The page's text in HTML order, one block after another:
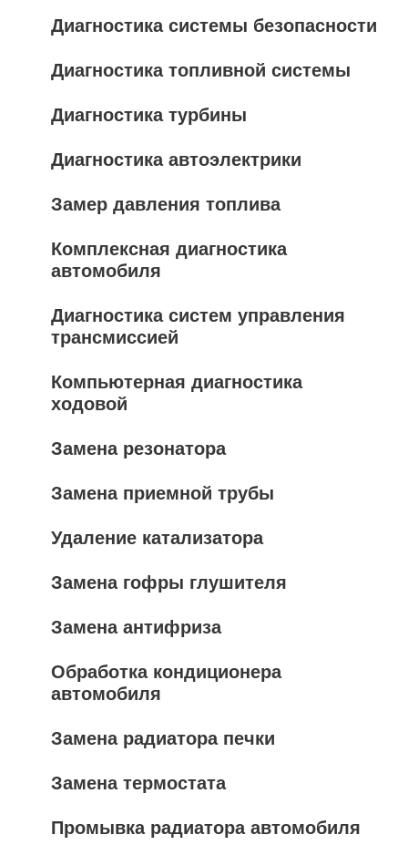
Диагностика системы безопасности
Диагностика топливной системы
Диагностика турбины
Диагностика автоэлектрики
Замер давления топлива
Комплексная диагностика
автомобиля
Диагностика систем управления
трансмиссией
Компьютерная диагностика
ходовой
Замена резонатора
Замена приемной трубы
Удаление катализатора
Замена гофры глушителя
Замена антифриза
Обработка кондиционера
автомобиля
Замена радиатора печки
Замена термостата
Промывка радиатора автомобиля